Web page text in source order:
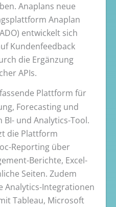
Anaplans neue
Anaplan
entwickelt sich
Kundenfeedback
die Ergänzung
APIs.
Plattform für
Forecasting und
und Analytics-Tool.
die Plattform
Reporting über
Berichte, Excel-
Seiten. Zudem
Analytics-Integrationen
Tableau, Microsoft